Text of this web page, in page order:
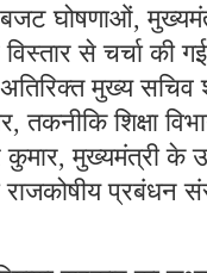
घोषणाओं,
से चर्चा की
अतिरिक्त मुख्य
तकनीकि शिक्षा
कुमार, मुख्यमंत्री
राजकोषीय